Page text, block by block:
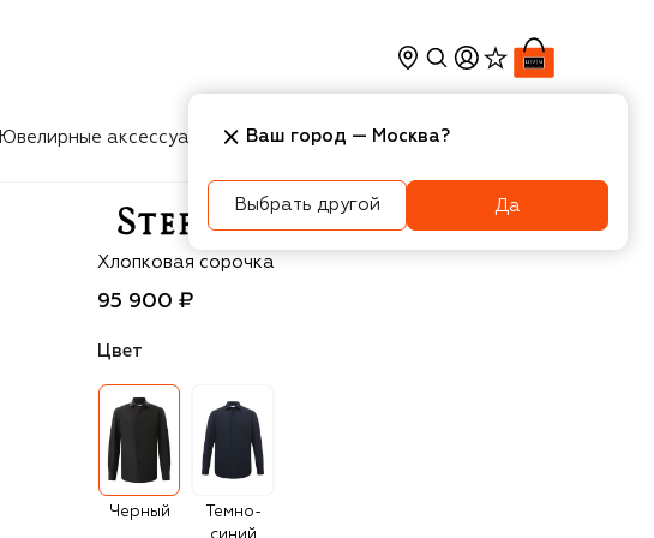
Ювелирные аксессуары Косметика Интерьер
Stefano Ricci
Хлопковая сорочка
95 900 ₽
Цвет
Черный
Темно-
Ваш город — Москва?
Выбрать другой Да